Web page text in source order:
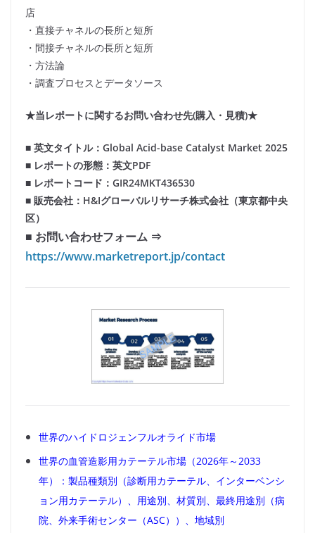
店
・直接チャネルの長所と短所
・間接チャネルの長所と短所
・方法論
・調査プロセスとデータソース
★当レポートに関するお問い合わせ先(購入・見積)★
■ 英文タイトル：Global Acid-base Catalyst Market 2025
■ レポートの形態：英文PDF
■ レポートコード：GIR24MKT436530
■ 販売会社：H&Iグローバルリサーチ株式会社（東京都中央
区）
■ お問い合わせフォーム ⇒
https://www.marketreport.jp/contact
世界のハイドロジェンフルオライド市場
世界の血管造影用カテーテル市場（2026年～2033
年）：製品種類別（診断用カテーテル、インターベンシ
ョン用カテーテル）、用途別、材質別、最終用途別（病
院、外来手術センター（ASC））、地域別